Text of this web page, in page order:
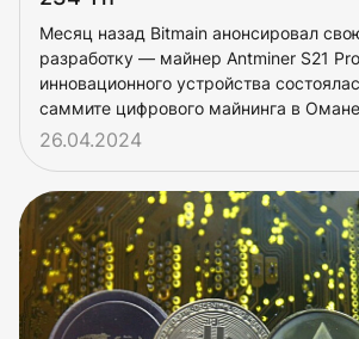
Месяц назад Bitmain анонсировал
разработку — майнер Antminer S21
инновационного устройства
саммите цифрового майнинга в
внимание сообщества.
26.04.2024